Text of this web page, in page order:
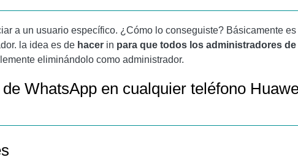
a un usuario específico. ¿Cómo lo conseguiste? Básicamente
la idea es de hacer in para que todos los administradores
eliminándolo como administrador.
WhatsApp en cualquier teléfono